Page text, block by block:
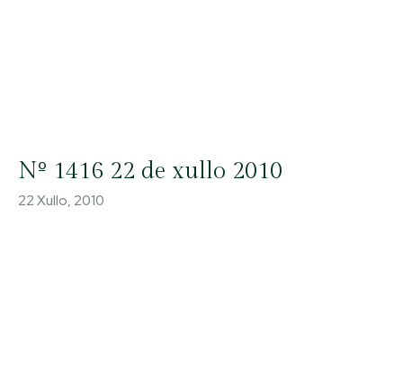
Nº 1416 22 de xullo 2010
22 Xullo, 2010